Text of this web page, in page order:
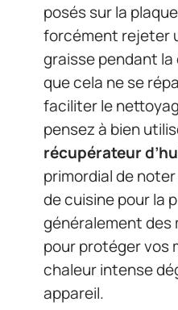
posés sur la
forcément rejeter
graisse pendant
que cela ne se
faciliter le
pensez à bien
récupérateur
primordial de
de cuisine pour la
généralement des
pour protéger vos
chaleur intense
appareil.